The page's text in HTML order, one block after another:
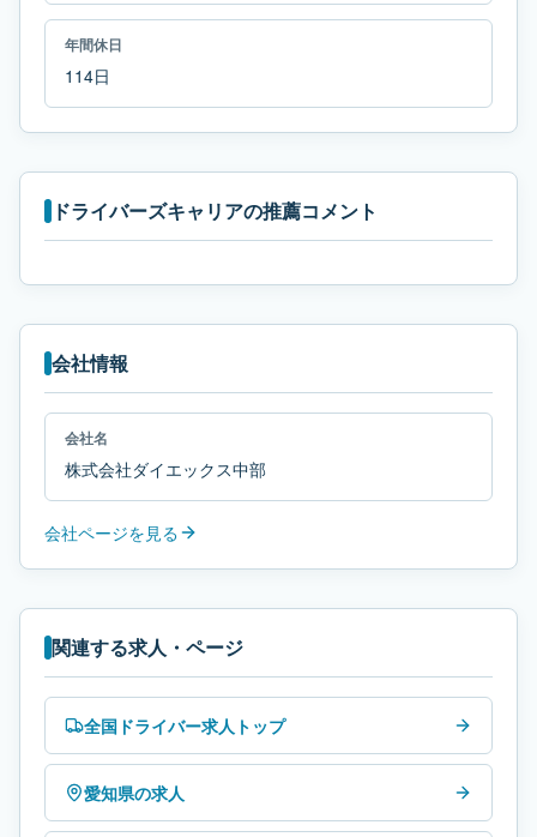
年間休日
114日
ドライバーズキャリアの推薦コメント
会社情報
会社名
株式会社ダイエックス中部
会社ページを見る
関連する求人・ページ
全国ドライバー求人トップ
愛知県の求人